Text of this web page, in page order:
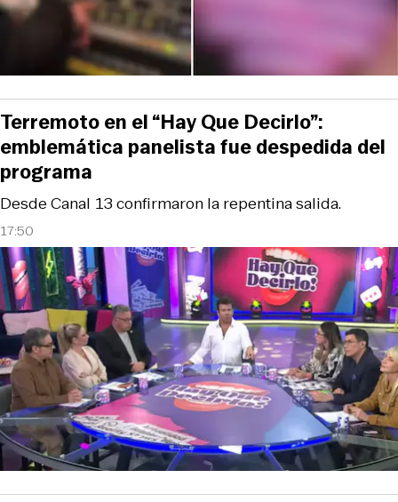
17:50
Desde Canal 13 confirmaron la repentina salida.
Terremoto en el “Hay Que Decirlo”:
emblemática panelista fue despedida del
programa